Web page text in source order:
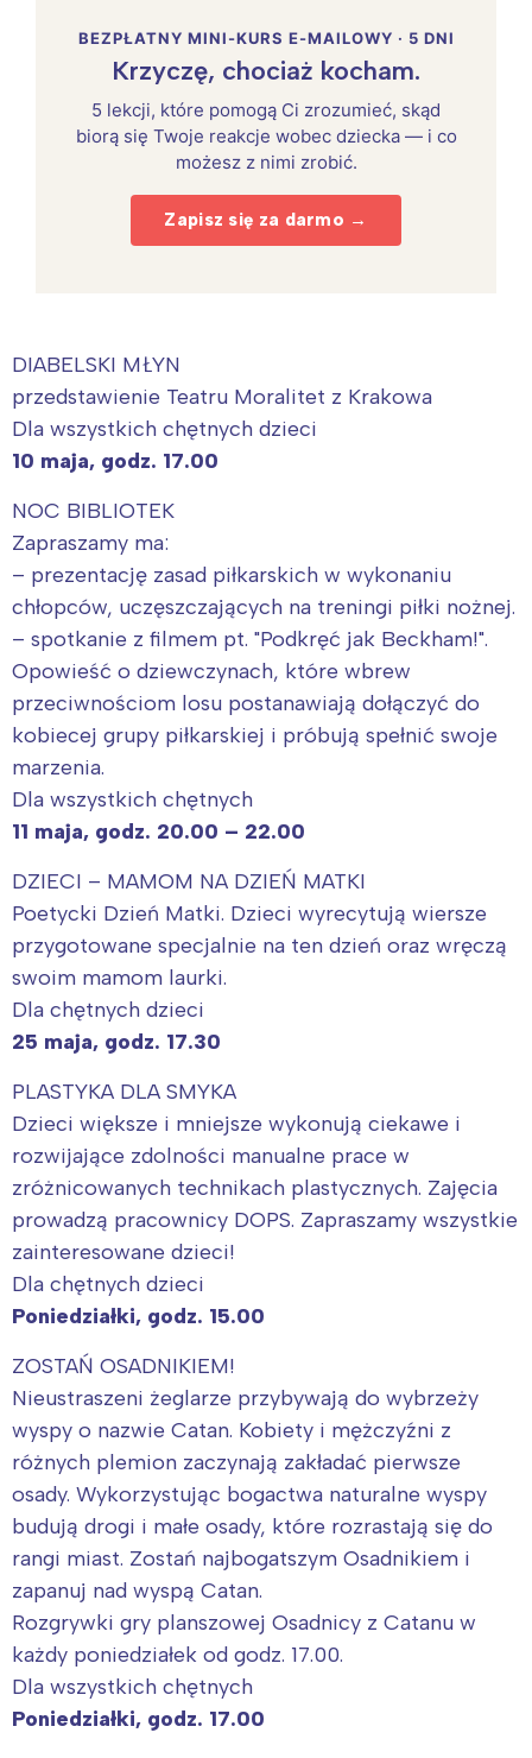
BEZPŁATNY MINI-KURS E-MAILOWY · 5 DNI
Krzyczę, chociaż kocham.
5 lekcji, które pomogą Ci zrozumieć, skąd
biorą się Twoje reakcje wobec dziecka — i co
możesz z nimi zrobić.
Zapisz się za darmo →
DIABELSKI MŁYN
przedstawienie Teatru Moralitet z Krakowa
Dla wszystkich chętnych dzieci
10 maja, godz. 17.00
NOC BIBLIOTEK
Zapraszamy ma:
– prezentację zasad piłkarskich w wykonaniu
chłopców, uczęszczających na treningi piłki nożnej.
– spotkanie z filmem pt. "Podkręć jak Beckham!".
Opowieść o dziewczynach, które wbrew
przeciwnościom losu postanawiają dołączyć do
kobiecej grupy piłkarskiej i próbują spełnić swoje
marzenia.
Dla wszystkich chętnych
11 maja, godz. 20.00 – 22.00
DZIECI – MAMOM NA DZIEŃ MATKI
Poetycki Dzień Matki. Dzieci wyrecytują wiersze
przygotowane specjalnie na ten dzień oraz wręczą
swoim mamom laurki.
Dla chętnych dzieci
25 maja, godz. 17.30
PLASTYKA DLA SMYKA
Dzieci większe i mniejsze wykonują ciekawe i
rozwijające zdolności manualne prace w
zróżnicowanych technikach plastycznych. Zajęcia
prowadzą pracownicy DOPS. Zapraszamy wszystkie
zainteresowane dzieci!
Dla chętnych dzieci
Poniedziałki, godz. 15.00
ZOSTAŃ OSADNIKIEM!
Nieustraszeni żeglarze przybywają do wybrzeży
wyspy o nazwie Catan. Kobiety i mężczyźni z
różnych plemion zaczynają zakładać pierwsze
osady. Wykorzystując bogactwa naturalne wyspy
budują drogi i małe osady, które rozrastają się do
rangi miast. Zostań najbogatszym Osadnikiem i
zapanuj nad wyspą Catan.
Rozgrywki gry planszowej Osadnicy z Catanu w
każdy poniedziałek od godz. 17.00.
Dla wszystkich chętnych
Poniedziałki, godz. 17.00